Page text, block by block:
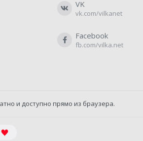
VK
vk.com/vilkanet
Facebook
fb.com/vilka.net
и доступно прямо из браузера.